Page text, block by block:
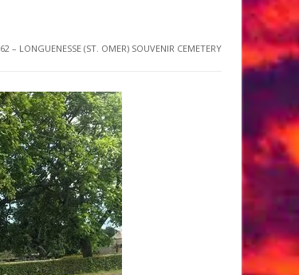
62 – LONGUENESSE (ST. OMER) SOUVENIR CEMETERY